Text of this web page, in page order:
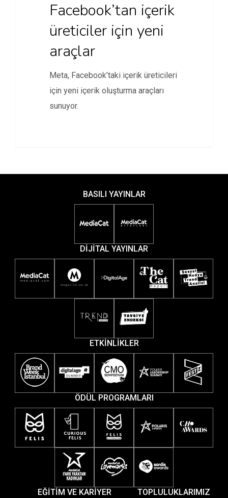
Facebook’tan içerik
üreticiler için yeni
araçlar
Meta, Facebook’taki içerik üreticileri
için yeni içerik oluşturma araçları
sunuyor.
BASILI YAYINLAR
DİJİTAL YAYINLAR
ETKİNLİKLER
ÖDÜL PROGRAMLARI
EĞİTİM VE KARİYER TOPLULUKLARIMIZ